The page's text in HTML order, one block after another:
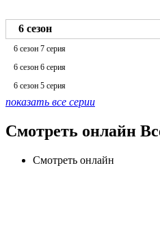
6 сезон
6 сезон 7 серия
6 сезон 6 серия
6 сезон 5 серия
показать все серии
Смотреть онлайн
Смотреть онлайн